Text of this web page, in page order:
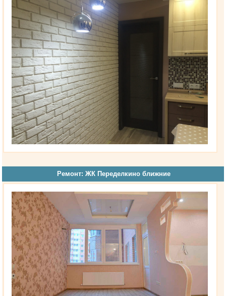
Ремонт: ЖК Переделкино ближние